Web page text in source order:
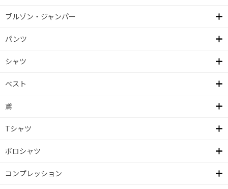
ブルゾン・ジャンパー
パンツ
シャツ
ベスト
鳶
Tシャツ
ポロシャツ
コンプレッション